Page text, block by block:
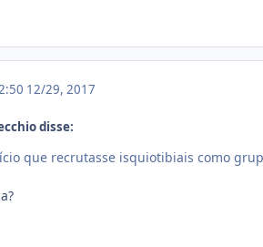
12/29, 2017
disse:
que recrutasse isquiotibiais como